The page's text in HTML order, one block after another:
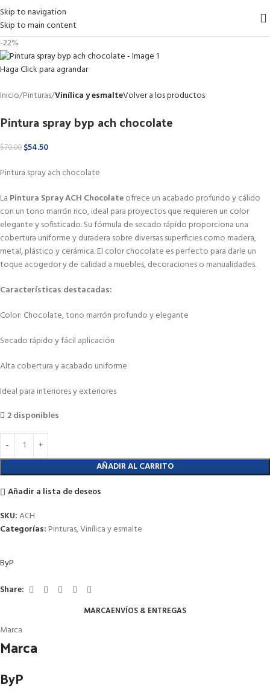
Skip to navigation
Skip to main content
-22%
Haga Click para agrandar
Inicio Pinturas Vinílica y esmalteVolver a los productos
Pintura spray byp ach chocolate
$70.00 $54.50
Pintura spray ach chocolate
La Pintura Spray ACH Chocolateofrece un acabado profundo y cálido
con un tono marrón rico, ideal para proyectos que requieren un color
elegante y sofisticado. Su fórmula de secado rápido proporciona una
cobertura uniforme y duradera sobre diversas superficies como madera,
metal, plástico y cerámica. El color chocolate es perfecto para darle un
toque acogedor y de calidad a muebles, decoraciones o manualidades.
Características destacadas:
Color: Chocolate, tono marrón profundo y elegante
Secado rápido y fácil aplicación
Alta cobertura y acabado uniforme
Ideal para interiores y exteriores
2 disponibles
AÑADIR AL CARRITO
Añadir a lista de deseos
SKU:ACH
Categorías: Pinturas,Vinílica y esmalte
ByP
Share:
MARCAENVÍOS & ENTREGAS
Marca
Marca
ByP